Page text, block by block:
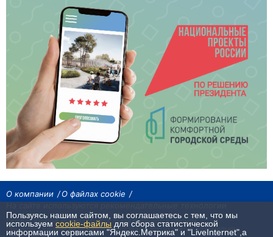
О компании
О файлах cookie
Сетевое издание «Байкал24». Все права охраняются законом.
При использовании материалов агентства на других сайтах, обязательна
гиперссылка.
Пользуясь нашим сайтом, вы соглашаетесь с тем, что мы
используем cookie-файлы для сбора статистической
информации сервисами "Яндекс.Метрика" и "LiveInternet",а